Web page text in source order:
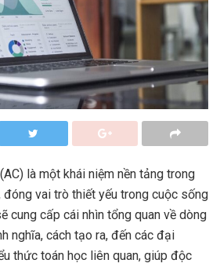
là một khái niệm nền tảng trong
vai trò thiết yếu trong cuộc sống
cung cấp cái nhìn tổng quan về dòng
nghĩa, cách tạo ra, đến các đại
thức toán học liên quan, giúp độc